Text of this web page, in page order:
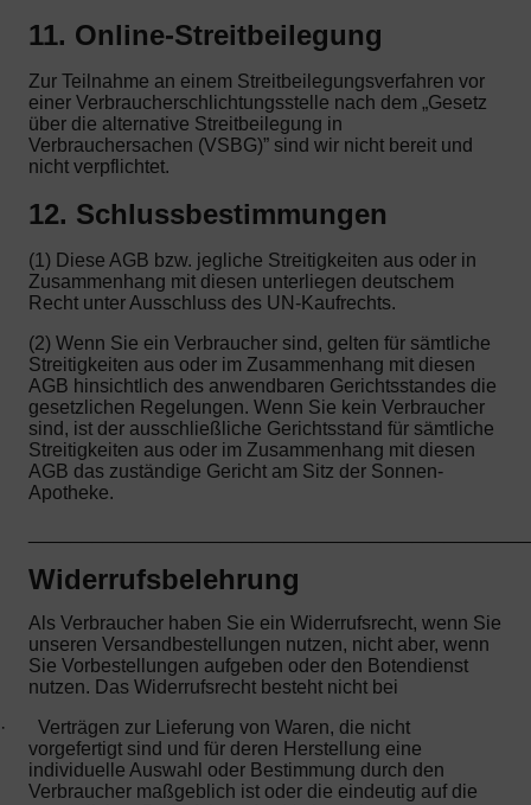
11. Online-Streitbeilegung
Zur Teilnahme an einem Streitbeilegungsverfahren vor
einer Verbraucherschlichtungsstelle nach dem „Gesetz
über die alternative Streitbeilegung in
Verbrauchersachen (VSBG)” sind wir nicht bereit und
nicht verpflichtet.
12. Schlussbestimmungen
(1) Diese AGB bzw. jegliche Streitigkeiten aus oder in
Zusammenhang mit diesen unterliegen deutschem
Recht unter Ausschluss des UN-Kaufrechts.
(2) Wenn Sie ein Verbraucher sind, gelten für sämtliche
Streitigkeiten aus oder im Zusammenhang mit diesen
AGB hinsichtlich des anwendbaren Gerichtsstandes die
gesetzlichen Regelungen. Wenn Sie kein Verbraucher
sind, ist der ausschließliche Gerichtsstand für sämtliche
Streitigkeiten aus oder im Zusammenhang mit diesen
AGB das zuständige Gericht am Sitz der Sonnen-
Apotheke.
Widerrufsbelehrung
Als Verbraucher haben Sie ein Widerrufsrecht, wenn Sie
unseren Versandbestellungen nutzen, nicht aber, wenn
Sie Vorbestellungen aufgeben oder den Botendienst
nutzen. Das Widerrufsrecht besteht nicht bei
·
Verträgen zur Lieferung von Waren, die nicht
vorgefertigt sind und für deren Herstellung eine
individuelle Auswahl oder Bestimmung durch den
Verbraucher maßgeblich ist oder die eindeutig auf die